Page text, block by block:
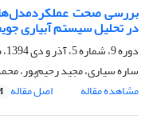
در تحلیل سیستم آبیاری
دوره 9، شماره 5، آذر و دی 1394، صفحه
ساره سیاری، مجید رحیم‌پور،
مشاهده مقاله
اصل مقاله